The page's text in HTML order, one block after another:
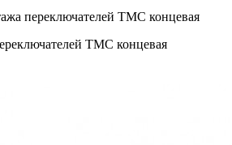
переключателей TMC концевая
TMC концевая